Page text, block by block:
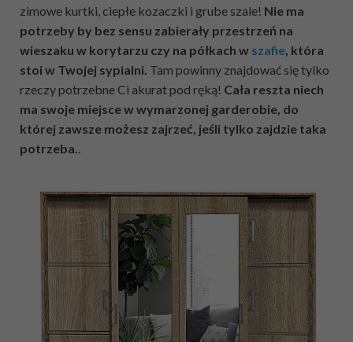
zimowe kurtki, ciepłe kozaczki i grube szale! Nie ma
potrzeby by bez sensu zabierały przestrzeń na
wieszaku w korytarzu czy na półkach w szafie, która
stoi w Twojej sypialni. Tam powinny znajdować się tylko
rzeczy potrzebne Ci akurat pod ręką! Cała reszta niech
ma swoje miejsce w wymarzonej garderobie, do
której zawsze możesz zajrzeć, jeśli tylko zajdzie taka
potrzeba..